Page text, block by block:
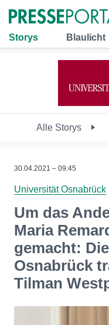
Storys Blaulicht
Alle Storys
30.04.2021 – 09:45
Universität Osnabrück
Um das
Maria
gemacht:
Osnabrück
Tilman